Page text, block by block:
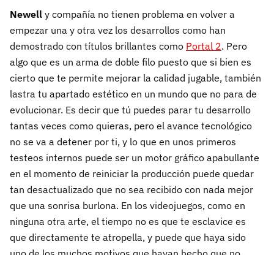
Newell y compañía no tienen problema en volver a
empezar una y otra vez los desarrollos como han
demostrado con títulos brillantes como Portal 2. Pero
algo que es un arma de doble filo puesto que si bien es
cierto que te permite mejorar la calidad jugable, también
lastra tu apartado estético en un mundo que no para de
evolucionar. Es decir que tú puedes parar tu desarrollo
tantas veces como quieras, pero el avance tecnológico
no se va a detener por ti, y lo que en unos primeros
testeos internos puede ser un motor gráfico apabullante
en el momento de reiniciar la producción puede quedar
tan desactualizado que no sea recibido con nada mejor
que una sonrisa burlona. En los videojuegos, como en
ninguna otra arte, el tiempo no es que te esclavice es
que directamente te atropella, y puede que haya sido